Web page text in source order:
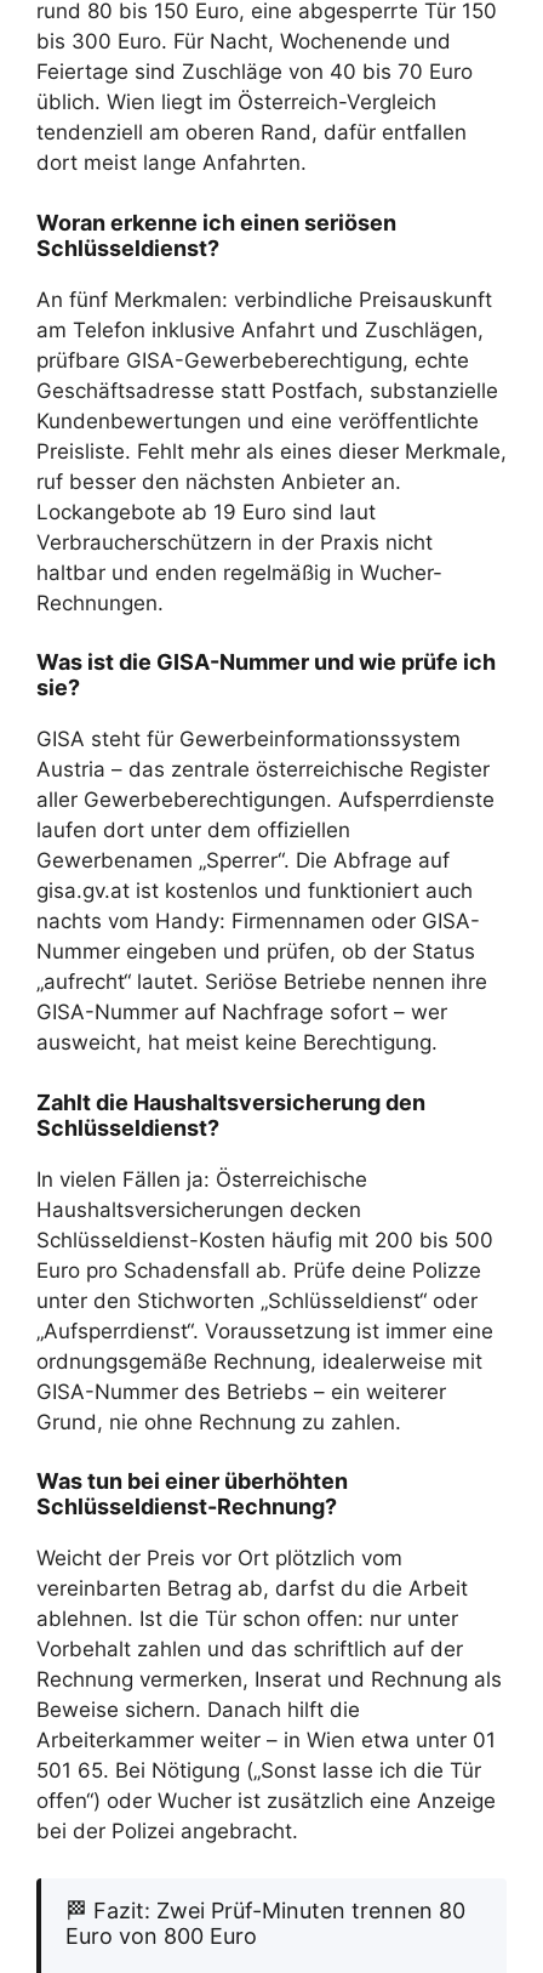
rund 80 bis 150 Euro, eine abgesperrte Tür 150
bis 300 Euro. Für Nacht, Wochenende und
Feiertage sind Zuschläge von 40 bis 70 Euro
üblich. Wien liegt im Österreich-Vergleich
tendenziell am oberen Rand, dafür entfallen
dort meist lange Anfahrten.
Woran erkenne ich einen seriösen
Schlüsseldienst?
An fünf Merkmalen: verbindliche Preisauskunft
am Telefon inklusive Anfahrt und Zuschlägen,
prüfbare GISA-Gewerbeberechtigung, echte
Geschäftsadresse statt Postfach, substanzielle
Kundenbewertungen und eine veröffentlichte
Preisliste. Fehlt mehr als eines dieser Merkmale,
ruf besser den nächsten Anbieter an.
Lockangebote ab 19 Euro sind laut
Verbraucherschützern in der Praxis nicht
haltbar und enden regelmäßig in Wucher-
Rechnungen.
Was ist die GISA-Nummer und wie prüfe ich
sie?
GISA steht für Gewerbeinformationssystem
Austria – das zentrale österreichische Register
aller Gewerbeberechtigungen. Aufsperrdienste
laufen dort unter dem offiziellen
Gewerbenamen „Sperrer“. Die Abfrage auf
gisa.gv.at ist kostenlos und funktioniert auch
nachts vom Handy: Firmennamen oder GISA-
Nummer eingeben und prüfen, ob der Status
„aufrecht“ lautet. Seriöse Betriebe nennen ihre
GISA-Nummer auf Nachfrage sofort – wer
ausweicht, hat meist keine Berechtigung.
Zahlt die Haushaltsversicherung den
Schlüsseldienst?
In vielen Fällen ja: Österreichische
Haushaltsversicherungen decken
Schlüsseldienst-Kosten häufig mit 200 bis 500
Euro pro Schadensfall ab. Prüfe deine Polizze
unter den Stichworten „Schlüsseldienst“ oder
„Aufsperrdienst“. Voraussetzung ist immer eine
ordnungsgemäße Rechnung, idealerweise mit
GISA-Nummer des Betriebs – ein weiterer
Grund, nie ohne Rechnung zu zahlen.
Was tun bei einer überhöhten
Schlüsseldienst-Rechnung?
Weicht der Preis vor Ort plötzlich vom
vereinbarten Betrag ab, darfst du die Arbeit
ablehnen. Ist die Tür schon offen: nur unter
Vorbehalt zahlen und das schriftlich auf der
Rechnung vermerken, Inserat und Rechnung als
Beweise sichern. Danach hilft die
Arbeiterkammer weiter – in Wien etwa unter 01
501 65. Bei Nötigung („Sonst lasse ich die Tür
offen“) oder Wucher ist zusätzlich eine Anzeige
bei der Polizei angebracht.
🏁 Fazit: Zwei Prüf-Minuten trennen 80
Euro von 800 Euro